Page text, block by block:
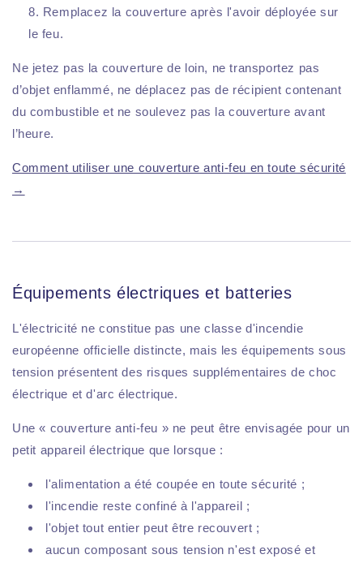
Remplacez la couverture après l'avoir déployée sur
le feu.
Ne jetez pas la couverture de loin, ne transportez pas
d’objet enflammé, ne déplacez pas de récipient contenant
du combustible et ne soulevez pas la couverture avant
l’heure.
Comment utiliser une couverture anti-feu en toute sécurité
→
Équipements électriques et batteries
L'électricité ne constitue pas une classe d'incendie
européenne officielle distincte, mais les équipements sous
tension présentent des risques supplémentaires de choc
électrique et d'arc électrique.
Une « couverture anti-feu » ne peut être envisagée pour un
petit appareil électrique que lorsque :
l'alimentation a été coupée en toute sécurité ;
l'incendie reste confiné à l'appareil ;
l'objet tout entier peut être recouvert ;
aucun composant sous tension n'est exposé et